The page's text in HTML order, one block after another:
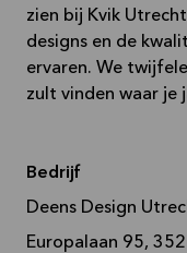
zien bij Kvik
designs en de
ervaren. We
zult vinden waar je
Bedrijf
Deens Design
Europalaan 95,